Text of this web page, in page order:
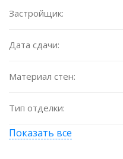
Застройщик:
Дата сдачи:
Материал стен:
Тип отделки:
Показать все